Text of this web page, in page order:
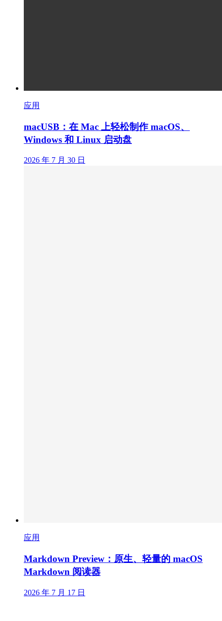
应用
macUSB：在 Mac 上轻松制作 macOS、
Windows 和 Linux 启动盘
2026 年 7 月 30 日
应用
Markdown Preview：原生、轻量的 macOS
Markdown 阅读器
2026 年 7 月 17 日